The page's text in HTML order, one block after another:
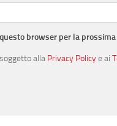
browser per la
alla Privacy Policye ai